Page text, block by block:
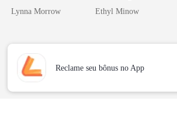
submissa
Lynna Morrow
Bilionário
Ethyl Minow
Reclame seu bônus no App